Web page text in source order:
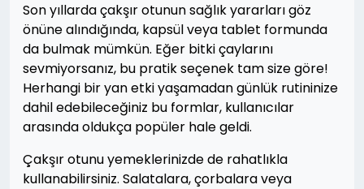
Son yıllarda çakşır otunun sağlık yararları göz
önüne alındığında, kapsül veya tablet formunda
da bulmak mümkün. Eğer bitki çaylarını
sevmiyorsanız, bu pratik seçenek tam size göre!
Herhangi bir yan etki yaşamadan günlük rutininize
dahil edebileceğiniz bu formlar, kullanıcılar
arasında oldukça popüler hale geldi.
Çakşır otunu yemeklerinizde de rahatlıkla
kullanabilirsiniz. Salatalara, çorbalara veya